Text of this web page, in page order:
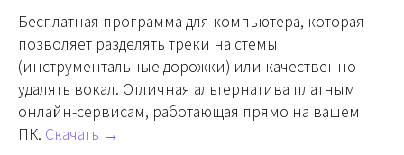
Бесплатная программа для компьютера, которая
позволяет разделять треки на стемы
(инструментальные дорожки) или качественно
удалять вокал. Отличная альтернатива платным
онлайн-сервисам, работающая прямо на вашем
ПК. Скачать →